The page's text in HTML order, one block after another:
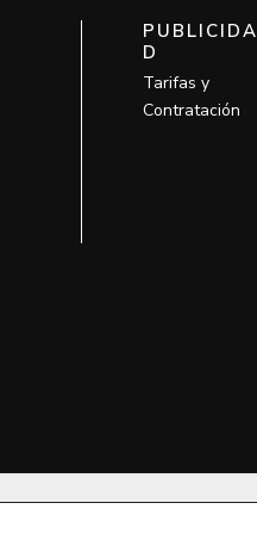
PUBLICIDA
D
Tarifas y
Contratación